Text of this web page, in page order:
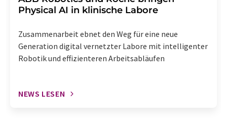
Physical AI in klinische Labore
Zusammenarbeit ebnet den Weg für eine neue
Generation digital vernetzter Labore mit intelligenter
Robotik und effizienteren Arbeitsabläufen
NEWS LESEN